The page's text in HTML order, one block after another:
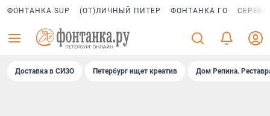
ФОНТАНКА SUP (ОТ)ЛИЧНЫЙ ПИТЕР ФОНТАНКА ГО
Доставка в СИЗО Петербург ищет креатив Дом Репина.